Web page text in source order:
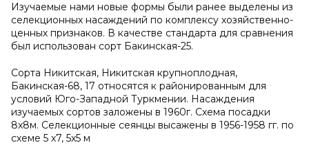
Изучаемые нами новые формы были ранее выделены из
селекционных насаждений по комплексу хозяйственно-
ценных признаков. В качестве стандарта для сравнения
был использован сорт Бакинская-25.
Сорта Никитская, Никитская крупноплодная,
Бакинская-68, 17 относятся к районированным для
условий Юго-Западной Туркмении. Насаждения
изучаемых сортов заложены в 1960г. Схема посадки
8x8м. Селекционные сеянцы высажены в 1956-1958 гг. по
схеме 5 x7, 5x5 м